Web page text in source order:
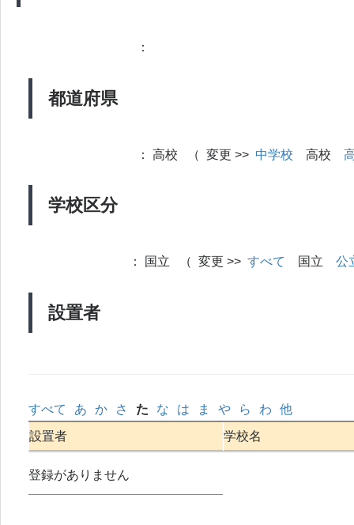
都道府県
：
学校区分
： 高校 （ 変更 >> 中学校 高校
設置者
： 国立 （ 変更 >> すべて 国立 公
すべて あ か さ た な は ま や ら わ
他
設置者
学校名
登録がありません